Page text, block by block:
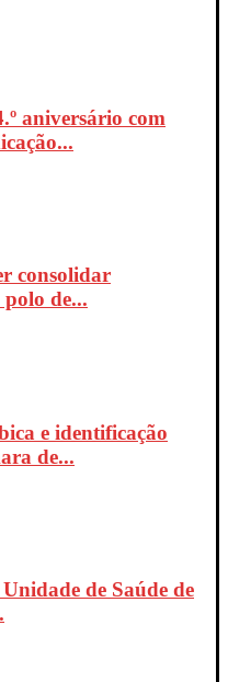
aniversário com
consolidar
de...
e identificação
de...
de Saúde de